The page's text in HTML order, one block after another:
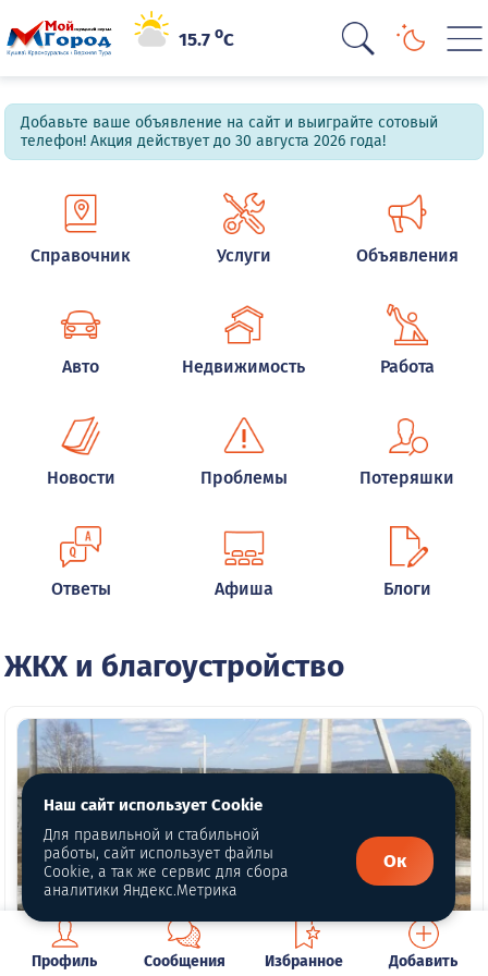
15.7oC
Добавьте ваше объявление на сайт и выиграйте сотовый
телефон! Акция действует до 30 августа 2026 года!
Справочник Услуги Объявления
Авто Недвижимость Работа
Новости Проблемы Потеряшки
Ответы Афиша Блоги
ЖКХ и благоустройство
Профиль Сообщения Избранное Добавить
Наш сайт использует Cookie
Для правильной и стабильной
работы, сайт использует файлы
Cookie, а так же сервис для сбора
аналитики Яндекс.Метрика
Ок